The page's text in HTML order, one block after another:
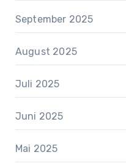
September 2025
August 2025
Juli 2025
Juni 2025
Mai 2025